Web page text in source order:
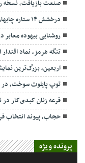
صنعت بازیافت، نسخه
درخشش ۱۴ ستاره چابهار در آسمان هنر
روشنایی بیهوده معابر
تنگه هرمز، نماد
اربعین، بزرگ‌ترین
توپ پایلوت سوخت، در
قرعه زنان کبدی‌کار در
حجاب، پیوند انتخاب
پرونده ویژه